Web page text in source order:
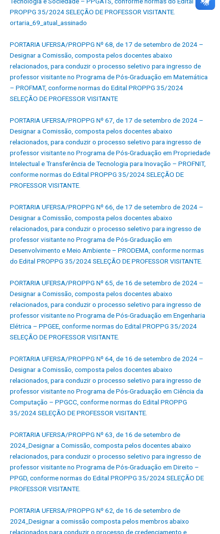
PROPPG 35/2024 SELEÇÃO DE PROFESSOR VISITANTE.
ortaria_69_atual_assinado
PORTARIA UFERSA/PROPPG Nº 68, de 17 de setembro de 2024 –
Designar a Comissão, composta pelos docentes abaixo
relacionados, para conduzir o processo seletivo para ingresso de
professor visitante no Programa de Pós-Graduação em Matemática
– PROFMAT, conforme normas do Edital PROPPG 35/2024
SELEÇÃO DE PROFESSOR VISITANTE
PORTARIA UFERSA/PROPPG Nº 67, de 17 de setembro de 2024 –
Designar a Comissão, composta pelos docentes abaixo
relacionados, para conduzir o processo seletivo para ingresso de
professor visitante no Programa de Pós-Graduação em Propriedade
Intelectual e Transferência de Tecnologia para Inovação – PROFNIT,
conforme normas do Edital PROPPG 35/2024 SELEÇÃO DE
PROFESSOR VISITANTE.
PORTARIA UFERSA/PROPPG Nº 66, de 17 de setembro de 2024 –
Designar a Comissão, composta pelos docentes abaixo
relacionados, para conduzir o processo seletivo para ingresso de
professor visitante no Programa de Pós-Graduação em
Desenvolvimento e Meio Ambiente – PRODEMA, conforme normas
do Edital PROPPG 35/2024 SELEÇÃO DE PROFESSOR VISITANTE.
PORTARIA UFERSA/PROPPG Nº 65, de 16 de setembro de 2024 –
Designar a Comissão, composta pelos docentes abaixo
relacionados, para conduzir o processo seletivo para ingresso de
professor visitante no Programa de Pós-Graduação em Engenharia
Elétrica – PPGEE, conforme normas do Edital PROPPG 35/2024
SELEÇÃO DE PROFESSOR VISITANTE.
PORTARIA UFERSA/PROPPG Nº 64, de 16 de setembro de 2024 –
Designar a Comissão, composta pelos docentes abaixo
relacionados, para conduzir o processo seletivo para ingresso de
professor visitante no Programa de Pós-Graduação em Ciência da
Computação – PPGCC, conforme normas do Edital PROPPG
35/2024 SELEÇÃO DE PROFESSOR VISITANTE
PORTARIA UFERSA/PROPPG Nº 63, de 16 de setembro de
2024_Designar a Comissão, composta pelos docentes abaixo
relacionados, para conduzir o processo seletivo para ingresso de
professor visitante no Programa de Pós-Graduação em Direito –
PPGD, conforme normas do Edital PROPPG 35/2024 SELEÇÃO DE
PROFESSOR VISITANTE.
PORTARIA UFERSA/PROPPG Nº 62, de 16 de setembro de
2024_Designar a comissão composta pelos membros abaixo
relacionados para conduzir o processo de credenciamento e